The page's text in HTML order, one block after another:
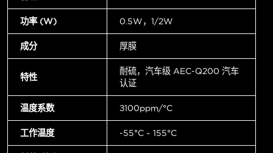
功率 (W) 0.5W，1/2W
成分 厚膜
特性
耐硫，汽车级 AEC-Q200 汽车
认证
温度系数 ±100ppm/°C
工作温度 -55°C ~ 155°C